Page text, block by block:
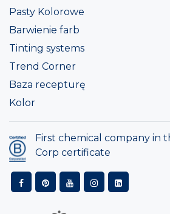
Pasty Kolorowe
Barwienie farb
Tinting systems
Trend Corner
Baza recepturę
Kolor
First chemical company in
Corp certificate